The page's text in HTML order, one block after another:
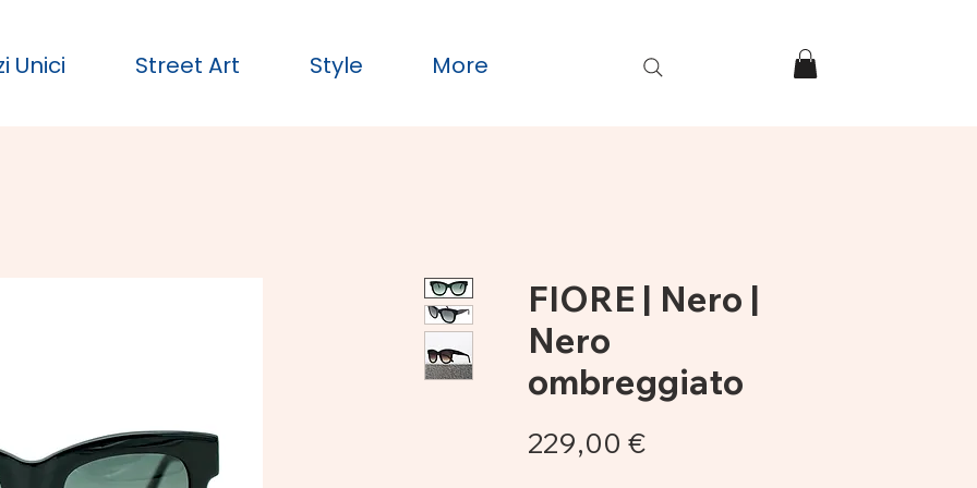
Unici Street Art Style More
FIORE | Nero |
Nero
ombreggiato
229,00 €Prezzo